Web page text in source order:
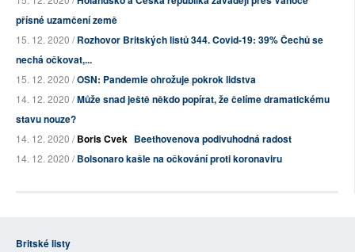
přísné uzamčení země
15. 12. 2020 /Rozhovor Britských listů 344. Covid-19: 39% Čechů se
nechá očkovat,...
15. 12. 2020 /OSN: Pandemie ohrožuje pokrok lidstva
14. 12. 2020 /Může snad ještě někdo popírat, že čelíme dramatickému
stavu nouze?
14. 12. 2020 /Boris Cvek Beethovenova podivuhodná radost
14. 12. 2020 /Bolsonaro kašle na očkování proti koronaviru
Britské listy